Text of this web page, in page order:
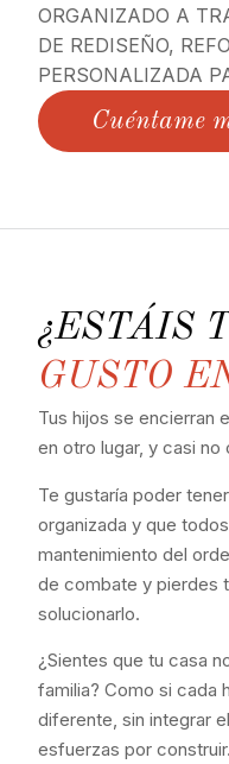
ORGANIZADO A
DE REDISEÑO,
PERSONALIZADA
Cuéntame
¿ESTÁIS
GUSTO
Tus hijos se encierran
en otro lugar, y casi
Te gustaría poder
organizada y que
mantenimiento del
de combate y pierdes
solucionarlo.
¿Sientes que tu casa
familia? Como si cada
diferente, sin integrar
esfuerzas por construir.